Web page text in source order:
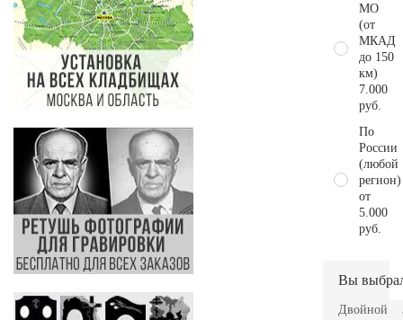
МО
(от
МКАД
до 150
км)
7.000
руб.
По
России
(любой
регион)
от
5.000
руб.
Вы
Двойной